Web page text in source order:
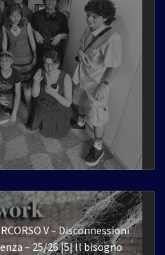
V – Disconnessioni
– 25/26 |5| Il bisogno